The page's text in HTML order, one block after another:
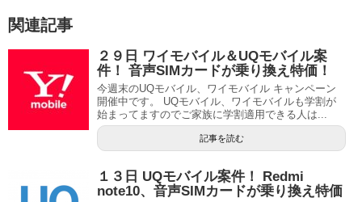
関連記事
２９日 ワイモバイル＆UQモバイル案
件！ 音声SIMカードが乗り換え特価！
今週末のUQモバイル、ワイモバイル キャンペーン
開催中です。 UQモバイル、ワイモバイルも学割が
始まってますのでご家族に学割適用できる人は...
記事を読む
１３日 UQモバイル案件！ Redmi
note10、音声SIMカードが乗り換え特価